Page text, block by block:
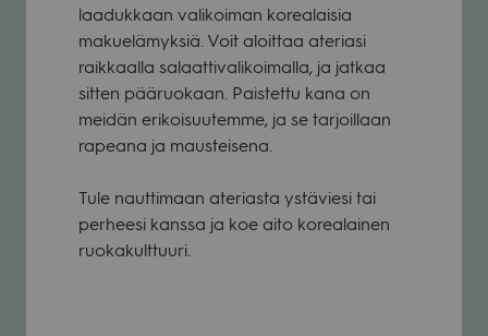
laadukkaan valikoiman korealaisia
makuelämyksiä. Voit aloittaa ateriasi
raikkaalla salaattivalikoimalla, ja jatkaa
sitten pääruokaan. Paistettu kana on
meidän erikoisuutemme, ja se tarjoillaan
rapeana ja mausteisena.
Tule nauttimaan ateriasta ystäviesi tai
perheesi kanssa ja koe aito korealainen
ruokakulttuuri.